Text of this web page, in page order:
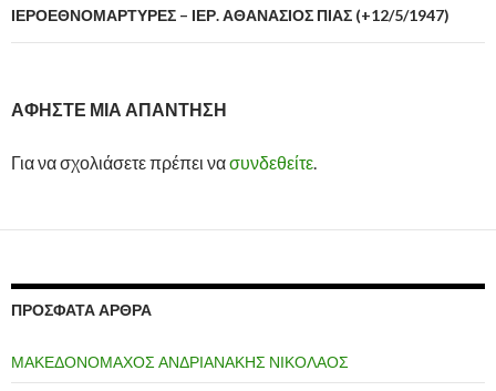
ΙΕΡΟΕΘΝΟΜΑΡΤΥΡΕΣ – ΙΕΡ. ΑΘΑΝΑΣΙΟΣ ΠΙΑΣ (+12/5/1947)
ΑΦΉΣΤΕ ΜΙΑ ΑΠΆΝΤΗΣΗ
Για να σχολιάσετε πρέπει νασυνδεθείτε.
ΠΡΌΣΦΑΤΑ ΆΡΘΡΑ
ΜΑΚΕΔΟΝΟΜΑΧΟΣ ΑΝΔΡΙΑΝΑΚΗΣ ΝΙΚΟΛΑΟΣ